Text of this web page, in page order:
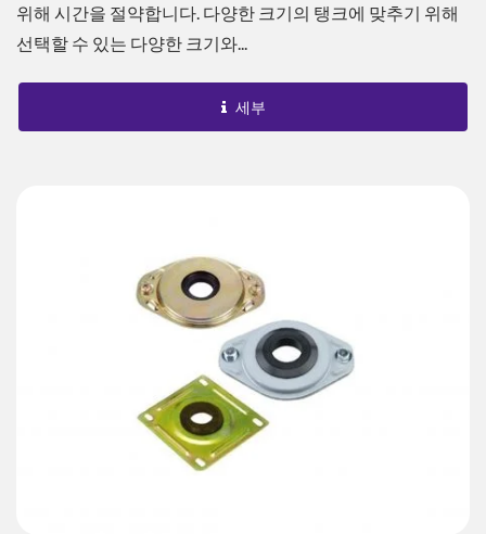
위해 시간을 절약합니다. 다양한 크기의 탱크에 맞추기 위해
선택할 수 있는 다양한 크기와...
세부